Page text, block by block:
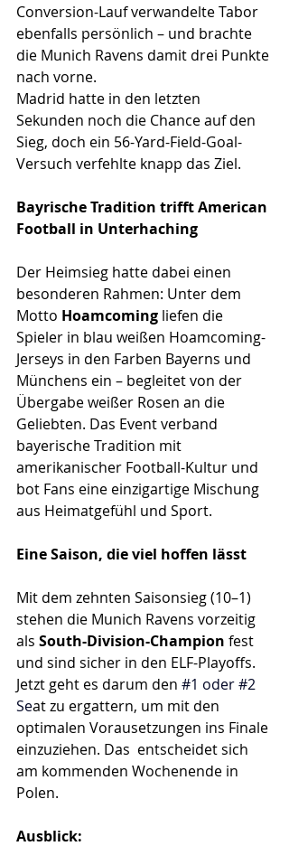
Conversion-Lauf verwandelte Tabor
ebenfalls persönlich – und brachte
die Munich Ravens damit drei Punkte
nach vorne.
Madrid hatte in den letzten
Sekunden noch die Chance auf den
Sieg, doch ein 56-Yard-Field-Goal-
Versuch verfehlte knapp das Ziel.
Bayrische Tradition trifft American
Football in Unterhaching
Der Heimsieg hatte dabei einen
besonderen Rahmen: Unter dem
Motto Hoamcoming liefen die
Spieler in blau weißen Hoamcoming-
Jerseys in den Farben Bayerns und
Münchens ein – begleitet von der
Übergabe weißer Rosen an die
Geliebten. Das Event verband
bayerische Tradition mit
amerikanischer Football-Kultur und
bot Fans eine einzigartige Mischung
aus Heimatgefühl und Sport.
Eine Saison, die viel hoffen lässt
Mit dem zehnten Saisonsieg (10–1)
stehen die Munich Ravens vorzeitig
als South-Division-Champion fest
und sind sicher in den ELF-Playoffs.
Jetzt geht es darum den #1 oder #2
Seat zu ergattern, um mit den
optimalen Vorausetzungen ins Finale
einzuziehen. Das  entscheidet sich
am kommenden Wochenende in
Polen.
Ausblick: